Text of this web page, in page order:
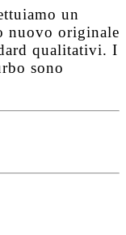
un
nuovo originale
qualitativi. I
sono